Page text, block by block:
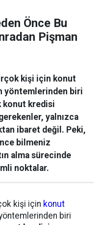
Önce Bu
Pişman
kişi için konut
yöntemlerinden biri
konut kredisi
yalnızca
ibaret değil. Peki,
bilmeniz
alma sürecinde
noktalar.
kişi için konut
biri